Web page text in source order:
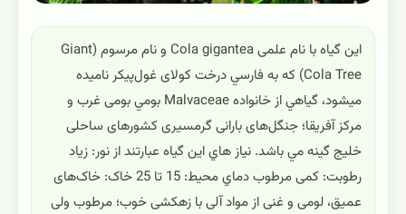
این گیاه با نام علمی Cola gigantea و نام مرسوم (Giant
Cola Tree) که به فارسي درخت کولای غول‌پیکر ناميده
ميشود، گياهي از خانواده Malvaceae بومي بومی غرب و
مرکز آفریقا؛ جنگل‌های بارانی گرمسیری کشورهای ساحلی
خلیج گینه مي باشد. نياز هاي اين گياه عبارتند از نور: زیاد
رطوبت: کمی مرطوب دماي محيط: 15 تا 25 خاک: خاک‌های
عمیق، لومی و غنی از مواد آلی با زهکشی خوب؛ مرطوب ولی